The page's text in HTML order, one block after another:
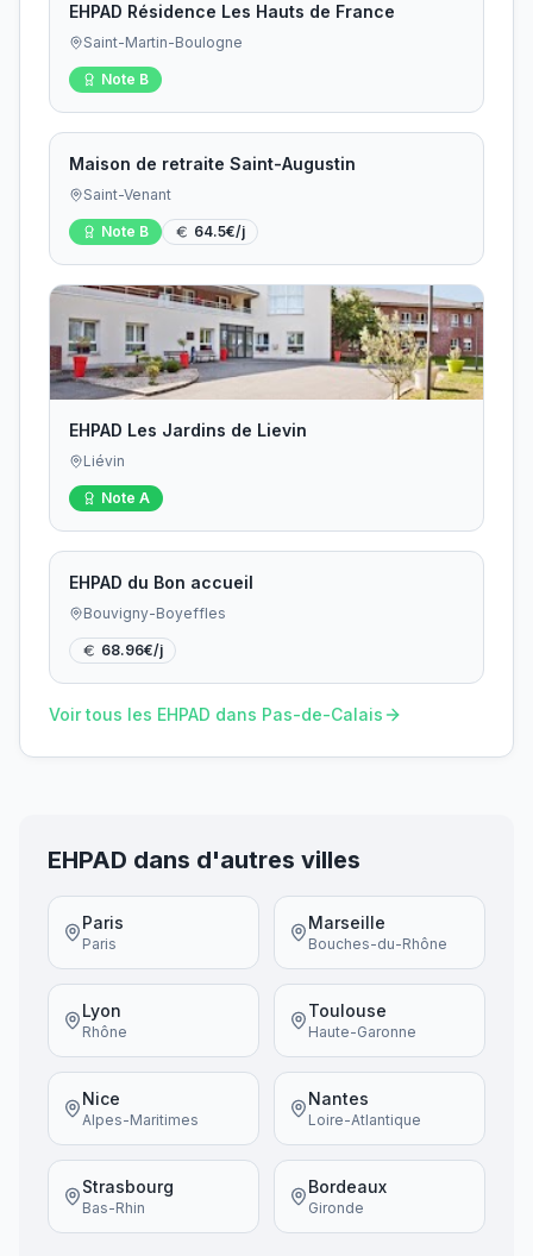
EHPAD Résidence Les Hauts de France
Saint-Martin-Boulogne
Note B
Maison de retraite Saint-Augustin
Saint-Venant
Note B 64.5€/j
EHPAD Les Jardins de Lievin
Liévin
Note A
EHPAD du Bon accueil
Bouvigny-Boyeffles
68.96€/j
Voir tous les EHPAD dans Pas-de-Calais
EHPAD dans d'autres villes
Paris
Paris
Marseille
Bouches-du-Rhône
Lyon
Rhône
Toulouse
Haute-Garonne
Nice
Alpes-Maritimes
Nantes
Loire-Atlantique
Strasbourg
Bas-Rhin
Bordeaux
Gironde